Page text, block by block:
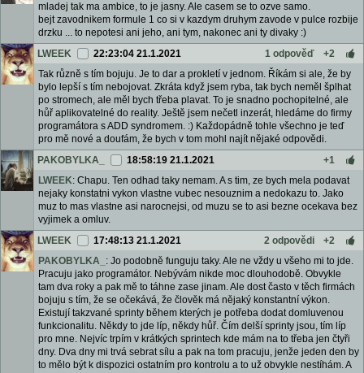
mladej tak ma ambice, to je jasny. Ale casem se to ozve samo.
bejt zavodnikem formule 1 co si v kazdym druhym zavode v pulce rozbije
drzku ... to nepotesi ani jeho, ani tym, nakonec ani ty divaky :)
LWEEK
22:23:04 21.1.2021 1 odpověď
+2
Tak různě s tím bojuju. Je to dar a prokletí v jednom. Říkám si ale, že by
bylo lepší s tím nebojovat. Zkráta když jsem ryba, tak bych neměl šplhat
po stromech, ale měl bych třeba plavat. To je snadno pochopitelné, ale
hůř aplikovatelné do reality. Ještě jsem nečetl inzerát, hledáme do firmy
programátora s ADD syndromem. :) Každopádně tohle všechno je teď
pro mě nové a doufám, že bych v tom mohl najít nějaké odpovědi.
PAKOBYLKA_
18:58:19 21.1.2021
+1
LWEEK: Chapu. Ten odhad taky nemam. A s tim, ze bych mela podavat
nejaky konstatni vykon vlastne vubec nesouznim a nedokazu to. Jako
muz to mas vlastne asi narocnejsi, od muzu se to asi bezne ocekava bez
vyjimek a omluv.
LWEEK
17:48:13 21.1.2021 2 odpovědi
+2
PAKOBYLKA_ : Jo podobně funguju taky. Ale ne vždy u všeho mi to jde.
Pracuju jako programátor. Nebývám nikde moc dlouhodobě. Obvykle
tam dva roky a pak mě to táhne zase jinam. Ale dost často v těch firmách
bojuju s tím, že se očekává, že člověk má nějaký konstantní výkon.
Existují takzvané sprinty během kterých je potřeba dodat domluvenou
funkcionalitu. Někdy to jde líp, někdy hůř. Čím delší sprinty jsou, tím líp
pro mne. Nejvíc trpím v krátkých sprintech kde mám na to třeba jen čtyři
dny. Dva dny mi trvá sebrat sílu a pak na tom pracuju, jenže jeden den by
to mělo být k dispozici ostatním pro kontrolu a to už obvykle nestíhám. A